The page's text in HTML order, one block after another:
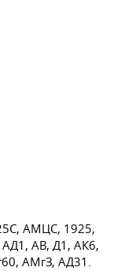
АМЦС, 1925,
АВ, Д1, АК6,
АМгЗ, АД31.